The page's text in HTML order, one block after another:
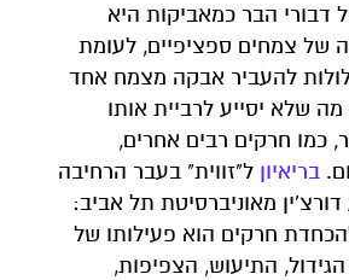
דבורי הבר כמאביקות היא
של צמחים ספציפיים, לעומת
להעביר אבקה מצמח אחד
שלא יסייע לרביית אותו
כמו חרקים רבים אחרים,
בריאיון ל"זווית" בעבר הרחיבה
מאוניברסיטת תל אביב:
חרקים הוא פעילותו של
התיעוש, הצפיפות,